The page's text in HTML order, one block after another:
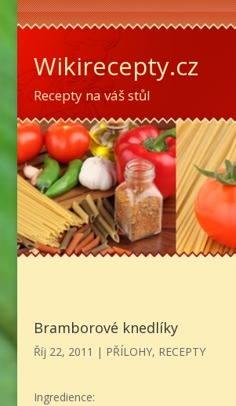
Wikirecepty.cz
Recepty na váš stůl
Bramborové knedlíky
Říj 22, 2011 | PŘÍLOHY, RECEPTY
Ingredience: